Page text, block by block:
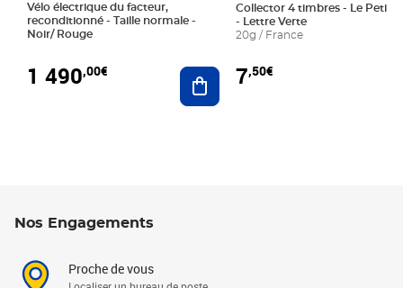
Vélo électrique du facteur,
reconditionné - Taille normale -
Noir/ Rouge
1 490,00€ Ajouter au panier
Collector 4 timbres - Le Petit
- Lettre Verte
20g / France
7,50€
Nos Engagements
Proche de vous